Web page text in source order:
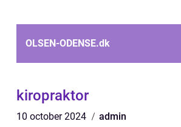
OLSEN-ODENSE.dk
kiropraktor
10 october 2024 admin